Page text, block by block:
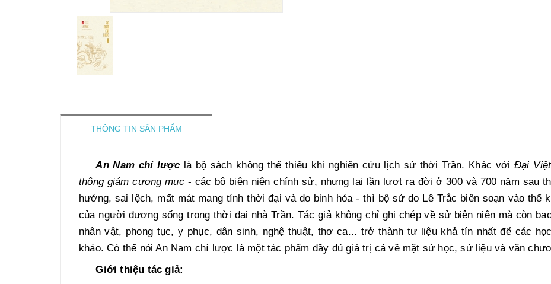
THÔNG TIN SẢN PHẨM
An Nam chí lượclà bộ sách không thể thiếu khi nghiên cứu lịch sử thời Trần. Khác vớiĐại
thông giám cương mục- các bộ biên niên chính sử, nhưng lại lần lượt ra đời ở 300 và 700 năm sau
hưởng, sai lệch, mất mát mang tính thời đại và do binh hỏa - thì bộ sử do Lê Trắc biên soạn vào thế
của người đương sống trong thời đại nhà Trần. Tác giả không chỉ ghi chép về sử biên niên mà còn
nhân vật, phong tục, y phục, dân sinh, nghệ thuật, thơ ca... trở thành tư liệu khả tín nhất để các
khảo. Có thể nói An Nam chí lược là một tác phẩm đầy đủ giá trị cả về mặt sử học, sử liệu và văn
Giới thiệu tác giả: